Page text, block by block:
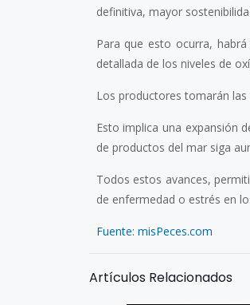
definitiva, mayor
Para que esto ocurra,
detallada de los niveles de
Los productores tomarán
Esto implica una expansión
de productos del mar siga
Todos estos avances,
de enfermedad o estrés en
Fuente: misPeces.com
Artículos Relacionados